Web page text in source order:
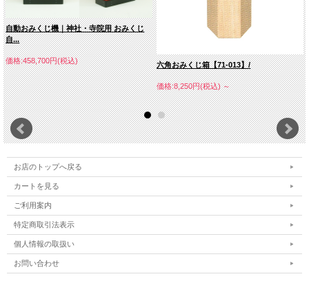
自動おみくじ機｜神社・寺院用 おみくじ
自...
価格:458,700円(税込) 六角おみくじ箱【71-013】/
価格:8,250円(税込)～
お店のトップへ戻る
カートを見る
ご利用案内
特定商取引法表示
個人情報の取扱い
お問い合わせ